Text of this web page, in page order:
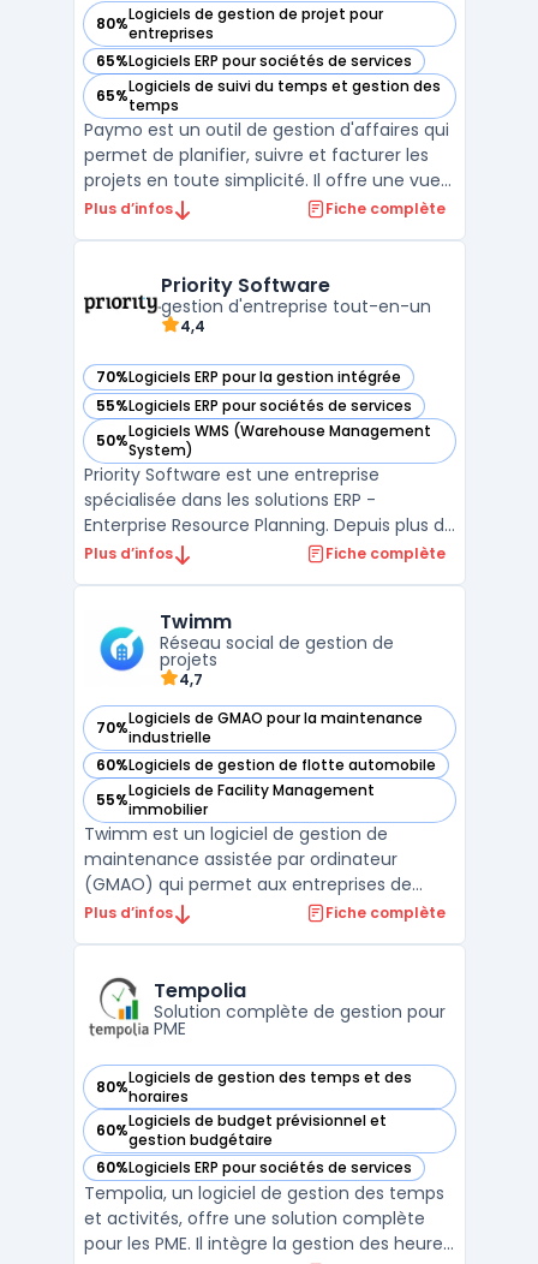
80%Logiciels de gestion de projet pour
entreprises
— voir Paymo dans cette catégorie
65%Logiciels ERP pour sociétés de services
— voir Paymo dans cette catégorie
65%Logiciels de suivi du temps et gestion des
temps
— voir Paymo dans cette catégorie
Paymo est un outil de gestion d'affaires qui
permet de planifier, suivre et facturer les
projets en toute simplicité. Il offre une vue
d'ensemble sur les tâches assignées à
productivité et des outils de
communication ...
Plus d’infos Fiche complète
Priority Software
gestion d'entreprise tout-en-un
4,4
70%Logiciels ERP pour la gestion intégrée
— voir Priority Software dans cette catégorie
55%Logiciels ERP pour sociétés de services
— voir Priority Software dans cette catégorie
50%Logiciels WMS (Warehouse Management
System)
— voir Priority Software dans cette catégorie
Priority Software est une entreprise
spécialisée dans les solutions ERP -
Enterprise Resource Planning. Depuis plus de
30 ans, elle propose des logiciels de gestion
produits complète et innovante, Priority
Software pe ...
Plus d’infos Fiche complète
Twimm
Réseau social de gestion de
projets
4,7
70%Logiciels de GMAO pour la maintenance
industrielle
— voir Twimm dans cette catégorie
60%Logiciels de gestion de flotte automobile
— voir Twimm dans cette catégorie
55%Logiciels de Facility Management
immobilier
— voir Twimm dans cette catégorie
Twimm est un logiciel de gestion de
maintenance assistée par ordinateur
(GMAO) qui permet aux entreprises de
gérer efficacement leurs équipements et
planification de la maintenance, la gestion
des stocks et la gestion ...
Plus d’infos Fiche complète
Tempolia
Solution complète de gestion pour
PME
80%Logiciels de gestion des temps et des
horaires
— voir Tempolia dans cette catégorie
60%Logiciels de budget prévisionnel et
gestion budgétaire
— voir Tempolia dans cette catégorie
60%Logiciels ERP pour sociétés de services
— voir Tempolia dans cette catégorie
Tempolia, un logiciel de gestion des temps
et activités, offre une solution complète
pour les PME. Il intègre la gestion des heures